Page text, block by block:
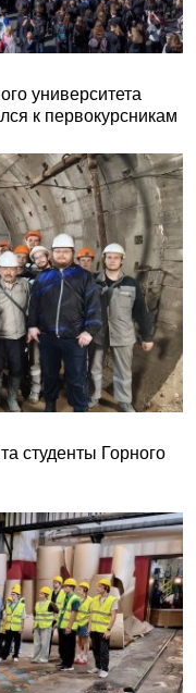
университета
к первокурсникам
студенты Горного